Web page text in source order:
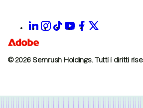
© 2026 Semrush Holdings. Tutti i diritti